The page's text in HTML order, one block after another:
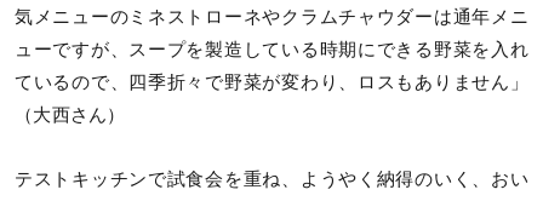
気メニューのミネストローネやクラムチャウダーは通年メニ
ューですが、スープを製造している時期にできる野菜を入れ
ているので、四季折々で野菜が変わり、ロスもありません」
（大西さん）
テストキッチンで試食会を重ね、ようやく納得のいく、おい